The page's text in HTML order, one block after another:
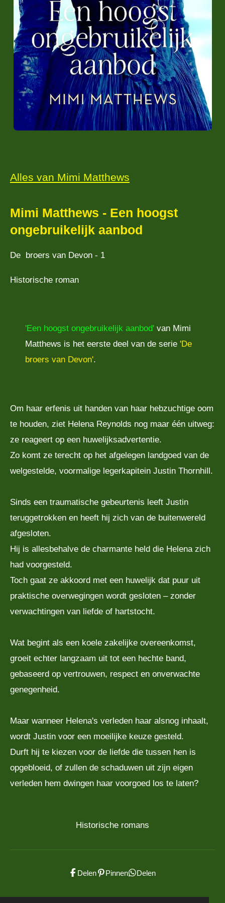
Alles van Mimi Matthews
Mimi Matthews - Een hoogst
ongebruikelijk aanbod
De broers van Devon - 1
Historische roman
'Een hoogst ongebruikelijk aanbod' van Mimi
Matthews is het eerste deel van de serie 'De
broers van Devon'.
Om haar erfenis uit handen van haar hebzuchtige oom
te houden, ziet Helena Reynolds nog maar één uitweg:
ze reageert op een huwelijksadvertentie.
Zo komt ze terecht op het afgelegen landgoed van de
welgestelde, voormalige legerkapitein Justin Thornhill.
Sinds een traumatische gebeurtenis leeft Justin
teruggetrokken en heeft hij zich van de buitenwereld
afgesloten.
Hij is allesbehalve de charmante held die Helena zich
had voorgesteld.
Toch gaat ze akkoord met een huwelijk dat puur uit
praktische overwegingen wordt gesloten – zonder
verwachtingen van liefde of hartstocht.
Wat begint als een koele zakelijke overeenkomst,
groeit echter langzaam uit tot een hechte band,
gebaseerd op vertrouwen, respect en onverwachte
genegenheid.
Maar wanneer Helena's verleden haar alsnog inhaalt,
wordt Justin voor een moeilijke keuze gesteld.
Durft hij te kiezen voor de liefde die tussen hen is
opgebloeid, of zullen de schaduwen uit zijn eigen
verleden hem dwingen haar voorgoed los te laten?
Historische romans
Delen Pinnen Delen